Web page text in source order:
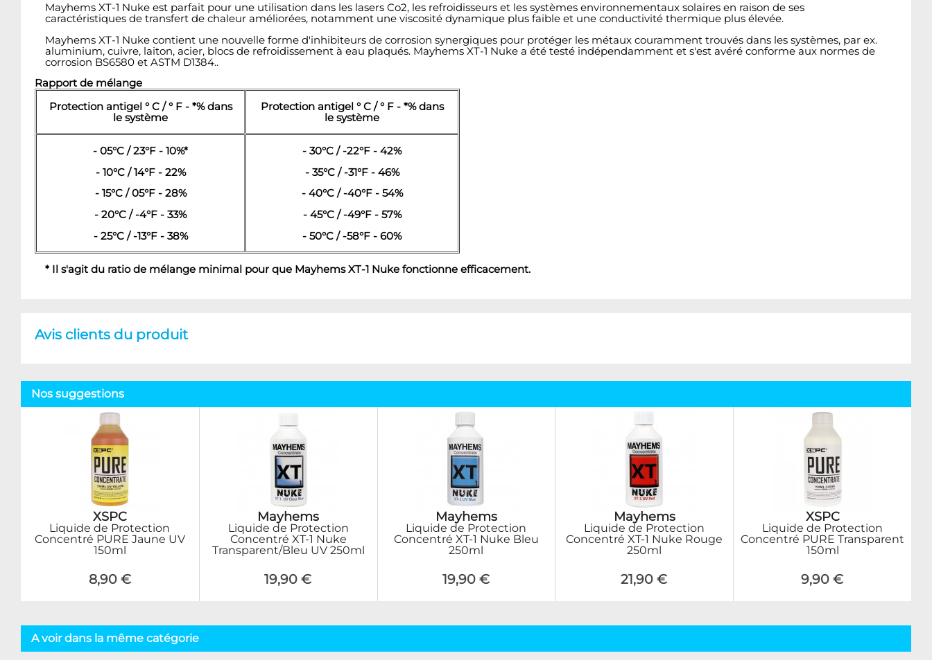
Mayhems XT-1 Nuke est parfait pour une utilisation dans les lasers Co2, les refroidisseurs et les systèmes environnementaux solaires en raison de ses
caractéristiques de transfert de chaleur améliorées, notamment une viscosité dynamique plus faible et une conductivité thermique plus élevée.
Mayhems XT-1 Nuke contient une nouvelle forme d'inhibiteurs de corrosion synergiques pour protéger les métaux couramment trouvés dans les systèmes, par ex.
aluminium, cuivre, laiton, acier, blocs de refroidissement à eau plaqués. Mayhems XT-1 Nuke a été testé indépendamment et s'est avéré conforme aux normes de
corrosion BS6580 et ASTM D1384..
Rapport de mélange
Protection antigel ° C / ° F - *% dans
le système
Protection antigel ° C / ° F - *% dans
le système
- 05°C / 23°F - 10%*
- 10°C / 14°F - 22%
- 15°C / 05°F - 28%
- 20°C / -4°F - 33%
- 25°C / -13°F - 38%
- 30°C / -22°F - 42%
- 35°C / -31°F - 46%
- 40°C / -40°F - 54%
- 45°C / -49°F - 57%
- 50°C / -58°F - 60%
* Il s'agit du ratio de mélange minimal pour que Mayhems XT-1 Nuke fonctionne efficacement.
Avis clients du produit
Nos suggestions
XSPC
Liquide de Protection
Concentré PURE Jaune UV
150ml
8,90 €
Mayhems
Liquide de Protection
Concentré XT-1 Nuke
Transparent/Bleu UV 250ml
19,90 €
Mayhems
Liquide de Protection
Concentré XT-1 Nuke Bleu
250ml
19,90 €
Mayhems
Liquide de Protection
Concentré XT-1 Nuke Rouge
250ml
21,90 €
XSPC
Liquide de Protection
Concentré PURE Transparent
150ml
9,90 €
A voir dans la même catégorie